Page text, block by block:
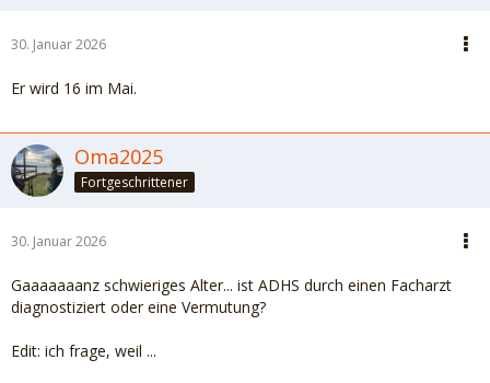
30. Januar 2026
Er wird 16 im Mai.
Oma2025
Fortgeschrittener
30. Januar 2026
Gaaaaaaanz schwieriges Alter... ist ADHS durch einen Facharzt
diagnostiziert oder eine Vermutung?
Edit: ich frage, weil ...